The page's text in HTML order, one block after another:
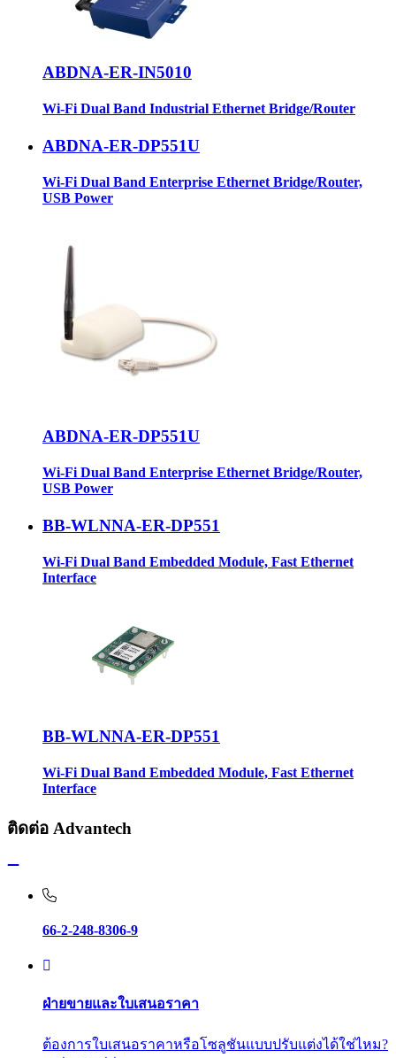
ABDNA-ER-IN5010
Wi-Fi Dual Band Industrial Ethernet Bridge/Router
ABDNA-ER-DP551U
Wi-Fi Dual Band Enterprise Ethernet Bridge/Router,
USB Power
ABDNA-ER-DP551U
Wi-Fi Dual Band Enterprise Ethernet Bridge/Router,
USB Power
BB-WLNNA-ER-DP551
Wi-Fi Dual Band Embedded Module, Fast Ethernet
Interface
BB-WLNNA-ER-DP551
Wi-Fi Dual Band Embedded Module, Fast Ethernet
Interface
ติดต่อ Advantech
66-2-248-8306-9
ฝ่ายขายและใบเสนอราคา
ต้องการใบเสนอราคาหรือโซลูชันแบบปรับแต่งได้ใช่ไหม?